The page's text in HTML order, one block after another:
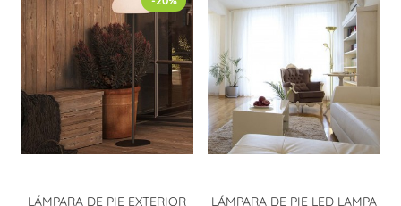
LÁMPARA DE PIE EXTERIOR
LÁMPARA DE PIE LED LAMPA